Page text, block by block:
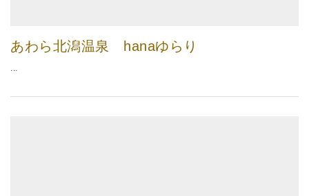
あわら北潟温泉 hanaゆらり
...